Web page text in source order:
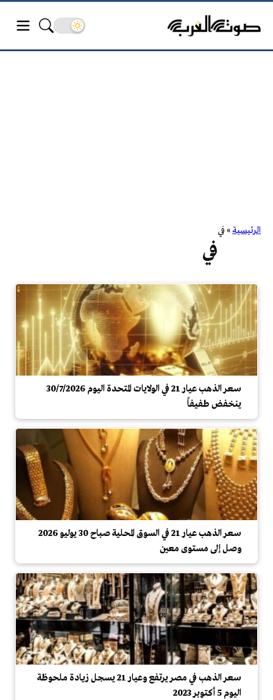
الرئيسية» في
في
سعر الذهب عيار 21 في الولايات المتحدة اليوم 30/7/2026
ينخفض طفيفاً
سعر الذهب عيار 21 في السوق المحلية صباح 30 يوليو 2026
وصل إلى مستوى معين
سعر الذهب في مصر يرتفع وعيار 21 يسجل زيادة ملحوظة
اليوم 5 أكتوبر 2023